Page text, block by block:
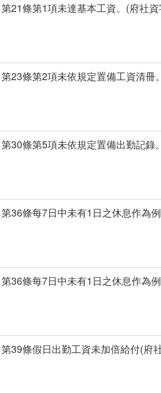
第21條第1項未達基本工資。(府社
第23條第2項未依規定置備工資清
第30條第5項未依規定置備出勤記
第36條每7日中未有1日之休息作為
第36條每7日中未有1日之休息作為
第39條假日出勤工資未加倍給付(府